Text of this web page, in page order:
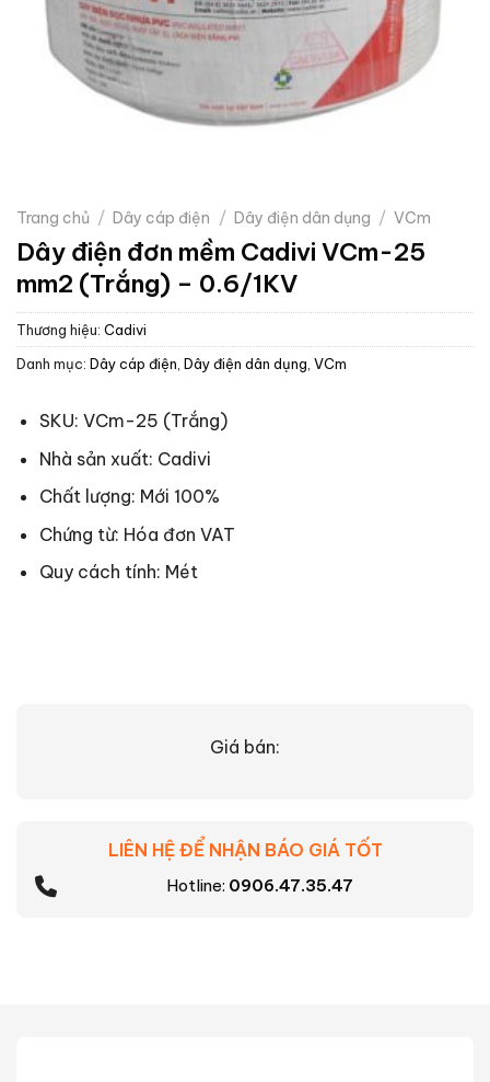
Trang chủ / Dây cáp điện / Dây điện dân dụng / VCm
Dây điện đơn mềm Cadivi VCm-25
mm2 (Trắng) – 0.6/1KV
Thương hiệu: Cadivi
Danh mục: Dây cáp điện Dây điện dân dụng VCm
SKU: VCm-25 (Trắng)
Nhà sản xuất: Cadivi
Chất lượng: Mới 100%
Chứng từ: Hóa đơn VAT
Quy cách tính: Mét
Giá bán:
LIÊN HỆ ĐỂ NHẬN BÁO GIÁ TỐT
Hotline: 0906.47.35.47